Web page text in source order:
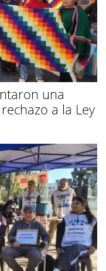
una
a la Ley